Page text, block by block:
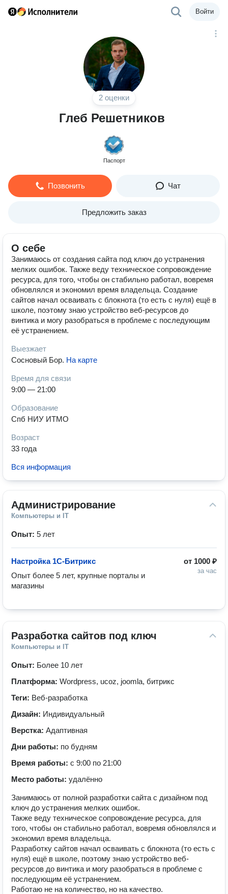
Войти
2 оценки
Глеб Решетников
Паспорт
Позвонить Чат
Предложить заказ
О себе
Занимаюсь от создания сайта под ключ до устранения
мелких ошибок. Также веду техническое сопровождение
ресурса, для того, чтобы он стабильно работал, вовремя
обновлялся и экономил время владельца. Создание
сайтов начал осваивать с блокнота (то есть с нуля) ещё в
школе, поэтому знаю устройство веб-ресурсов до
винтика и могу разобраться в проблеме с последующим
её устранением.
Выезжает
Сосновый Бор. На карте
Время для связи
9:00 — 21:00
Образование
Спб НИУ ИТМО
Возраст
33 года
Вся информация
Администрирование
Компьютеры и IT
Опыт: 5 лет
от 1000 ₽
за час
Настройка 1С-Битрикс
Опыт более 5 лет, крупные порталы и
магазины
Разработка сайтов под ключ
Компьютеры и IT
Опыт: Более 10 лет
Платформа: Wordpress, ucoz, joomla, битрикс
Теги: Веб-разработка
Дизайн: Индивидуальный
Верстка: Адаптивная
Дни работы: по будням
Время работы: с 9:00 по 21:00
Место работы: удалённо
Занимаюсь от полной разработки сайта с дизайном под
ключ до устранения мелких ошибок.
Также веду техническое сопровождение ресурса, для
того, чтобы он стабильно работал, вовремя обновлялся и
экономил время владельца.
Разработку сайтов начал осваивать с блокнота (то есть с
нуля) ещё в школе, поэтому знаю устройство веб-
ресурсов до винтика и могу разобраться в проблеме с
последующим её устранением.
Работаю не на количество, но на качество.